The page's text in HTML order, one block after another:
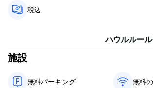
す。エアコン付きのプライベートトリプルルー
部屋あり、1つは専用バスルーム付きの8名用
また、ミニシネマルームや自分でポップコーン
るNetflixもあり、部屋から出て新鮮な空気を楽
テラスがあり、ハンモックやピクニックテー
ことができます。
カタレヤ ホステルのポリシーと条件:
税込
ハウルルー
施設
無料パーキング 無料